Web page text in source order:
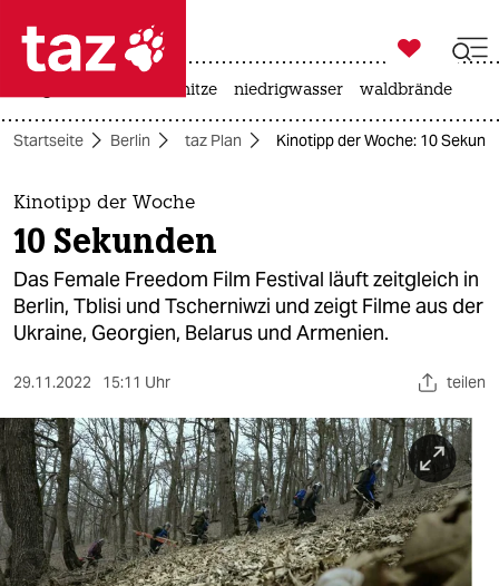
 taz zahl ich
taz zahl ich
themen
politik
öko
gesellschaft
sport
berlin
nord

taz zahl ich
hitze niedrigwasser waldbrände
Startseite Berlin taz Plan Kinotipp der Woche: 10
Kinotipp der Woche
10 Sekunden
Das Female Freedom Film Festival läuft zeitgleich in
Berlin, Tblisi und Tscherniwzi und zeigt Filme aus der
Ukraine, Georgien, Belarus und Armenien.
29.11.2022 15:11 Uhr teilen